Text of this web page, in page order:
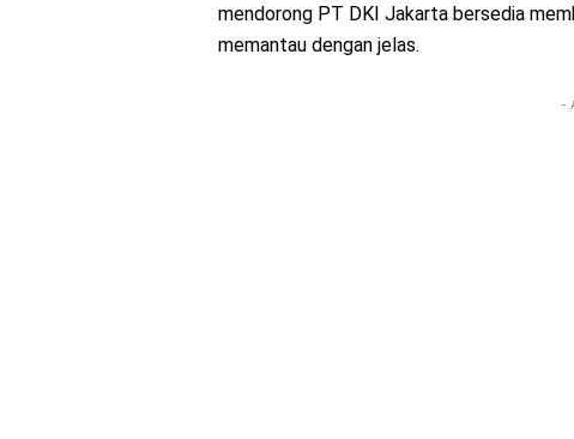
mendorong PT DKI Jakarta bersedia
memantau dengan jelas.
-